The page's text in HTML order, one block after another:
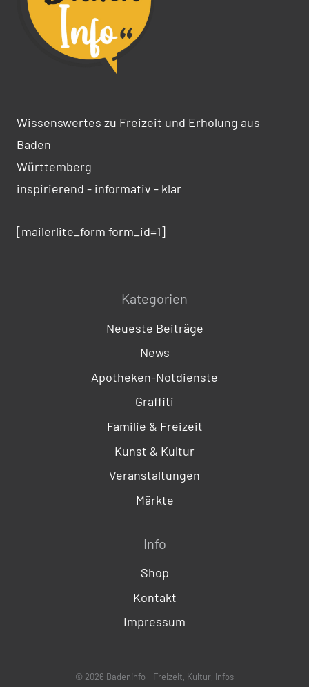
Wissenswertes zu Freizeit und Erholung aus
Baden
Württemberg
inspirierend - informativ - klar
[mailerlite_form form_id=1]
Kategorien
Neueste Beiträge
News
Apotheken-Notdienste
Graffiti
Familie & Freizeit
Kunst & Kultur
Veranstaltungen
Märkte
Info
Shop
Kontakt
Impressum
© 2026 Badeninfo - Freizeit, Kultur, Infos